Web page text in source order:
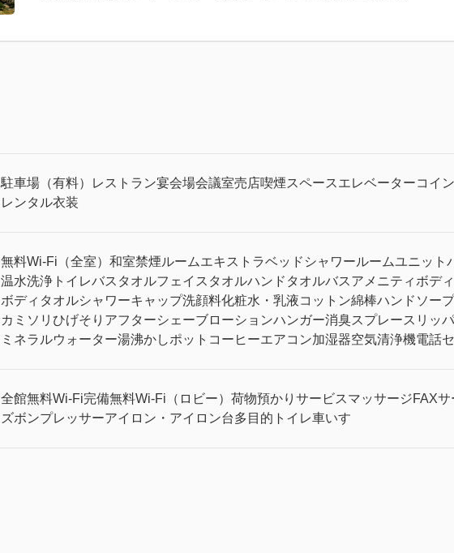
駐車場（有料） レストラン宴会場会議室売店喫煙スペースエレベーターコイ
レンタル衣装
無料Wi-Fi（全室） 和室禁煙ルームエキストラベッド シャワールームユニット
温水洗浄トイレバスタオルフェイスタオルハンドタオルバスアメニティ ボデ
ボディタオルシャワーキャップ洗顔料化粧水・乳液コットン綿棒ハンドソープ
カミソリ ひげそり アフターシェーブローションハンガー消臭スプレースリッパ
ミネラルウォーター湯沸かしポット コーヒーエアコン加湿器空気清浄機電話
全館無料Wi-Fi完備無料Wi-Fi（ロビー） 荷物預かりサービスマッサージFAX
ズボンプレッサーアイロン・アイロン台多目的トイレ車いす